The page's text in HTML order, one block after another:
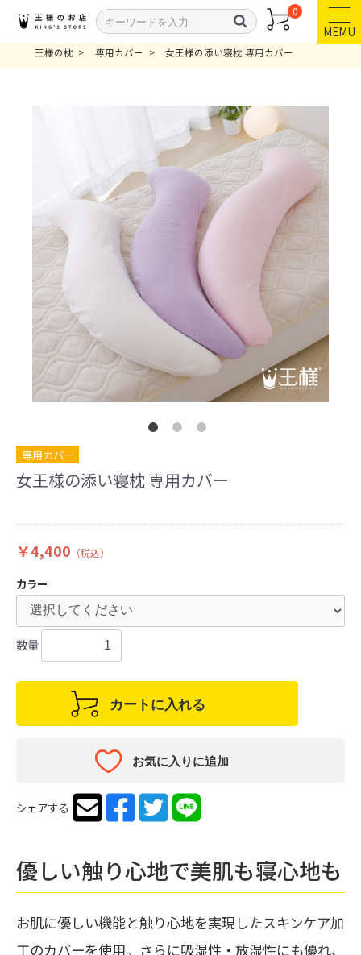
MEMU
0
王様の枕 専用カバー 女王様の添い寝枕 専用カバー
専用カバー
女王様の添い寝枕 専用カバー
￥4,400 （税込）
カラー
数量
カートに入れる
お気に入りに追加
シェアする
優しい触り心地で美肌も寝心地も
お肌に優しい機能と触り心地を実現したスキンケア加
工のカバーを使用。さらに吸湿性・放湿性にも優れ、